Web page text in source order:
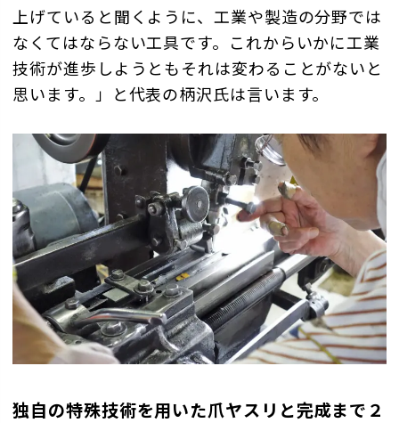
上げていると聞くように、工業や製造の分野では
なくてはならない工具です。これからいかに工業
技術が進歩しようともそれは変わることがないと
思います。」と代表の柄沢氏は言います。
独自の特殊技術を用いた爪ヤスリと完成まで２